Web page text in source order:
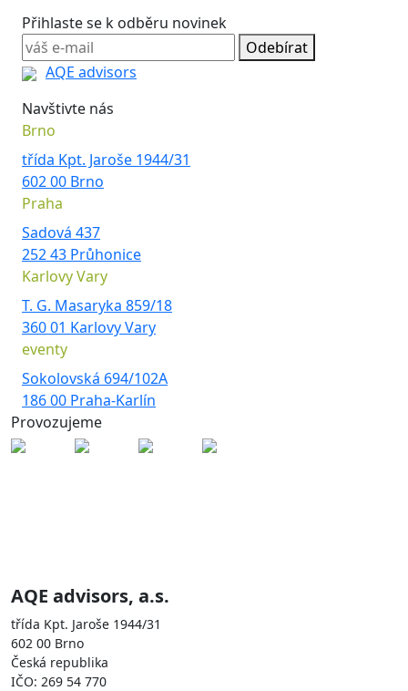
Přihlaste se k odběru novinek
Odebírat
AQE advisors
Navštivte nás
Brno
třída Kpt. Jaroše 1944/31
602 00 Brno
Praha
Sadová 437
252 43 Průhonice
Karlovy Vary
T. G. Masaryka 859/18
360 01 Karlovy Vary
eventy
Sokolovská 694/102A
186 00 Praha-Karlín
Provozujeme
AQE advisors, a.s.
třída Kpt. Jaroše 1944/31
602 00 Brno
Česká republika
IČO: 269 54 770